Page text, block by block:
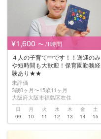
¥1,600 〜 /1時間
４人の子育て中です！！送迎のみ
や短時間も大歓迎！保育園勤務経
験あり★★
未評価
3歳0ヶ月〜15歳11ヶ月
大阪府大阪市福島区在住
日
09
月
10
火
11
水
12
木
13
金
14
土
15